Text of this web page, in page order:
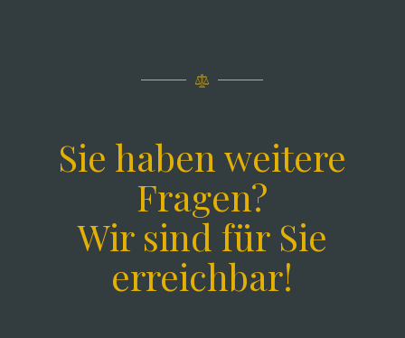
Sie haben weitere
Fragen?
Wir sind für Sie
erreichbar!